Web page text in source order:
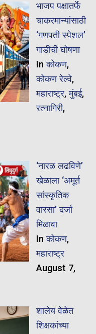
भाजप पक्षातर्फे
चाकरमान्यांसाठी
‘गणपती स्पेशल’
गाडीची घोषणा
Inकोकण,
कोकण रेल्वे,
महाराष्ट्र,मुंबई,
रत्नागिरी,
‘नारळ लढविणे’
खेळाला ‘अमूर्त
सांस्कृतिक
वारसा’ दर्जा
मिळावा
Inकोकण,
महाराष्ट्र
August 7,
शालेय वेळेत
शिक्षकांच्या